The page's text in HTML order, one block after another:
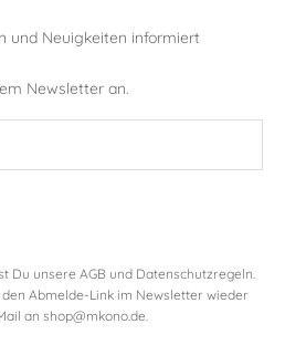
und Neuigkeiten informiert
Newsletter an.
Du unsere AGB und Datenschutzregeln
Abmelde-Link im Newsletter wieder
an shop@mkono.de